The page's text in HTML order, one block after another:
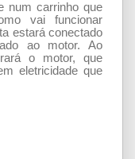
num carrinho que
vai funcionar
estará conectado
ao motor. Ao
o motor, que
eletricidade que